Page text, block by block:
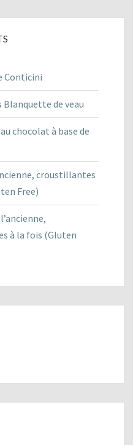
Conticini
Blanquette de veau
chocolat à base de
croustillantes
Free)
à la fois (Gluten